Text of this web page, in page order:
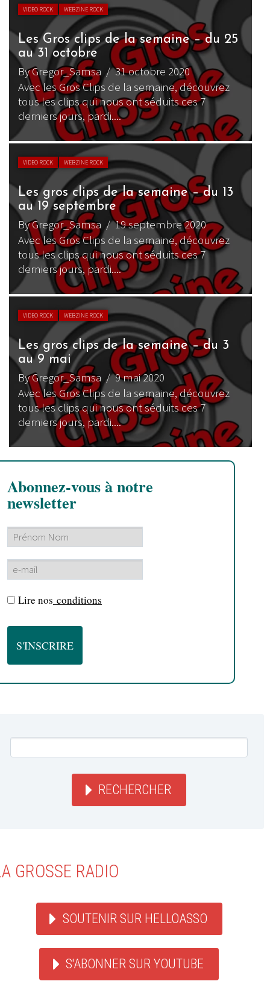
VIDEO ROCK WEBZINE ROCK
Les Gros clips de la semaine – du 25
au 31 octobre
By Gregor_Samsa / 31 octobre 2020
Avec les Gros Clips de la semaine, découvrez
tous les clips qui nous ont séduits ces 7
derniers jours, pardi....
VIDEO ROCK WEBZINE ROCK
Les gros clips de la semaine – du 13
au 19 septembre
By Gregor_Samsa / 19 septembre 2020
Avec les Gros Clips de la semaine, découvrez
tous les clips qui nous ont séduits ces 7
derniers jours, pardi....
VIDEO ROCK WEBZINE ROCK
Les gros clips de la semaine – du 3
au 9 mai
By Gregor_Samsa / 9 mai 2020
Avec les Gros Clips de la semaine, découvrez
tous les clips qui nous ont séduits ces 7
derniers jours, pardi....
Abonnez-vous à notre
newsletter
Lire nos conditions
RECHERCHER
GROSSE RADIO
SOUTENIR SUR HELLOASSO
S'ABONNER SUR YOUTUBE